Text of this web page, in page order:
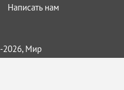
Написать нам
2026, Мир
::